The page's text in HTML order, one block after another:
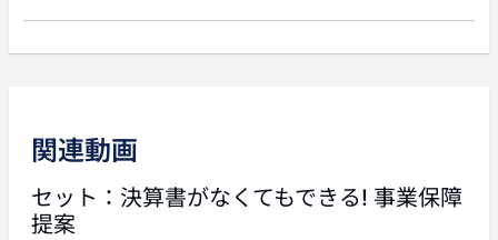
前の動画
決算書がなくてもできる!
事業保障提案(4)
次の動画
データでみる 中小企業へ
関連動画
セット：決算書がなくてもできる! 事業保障
提案